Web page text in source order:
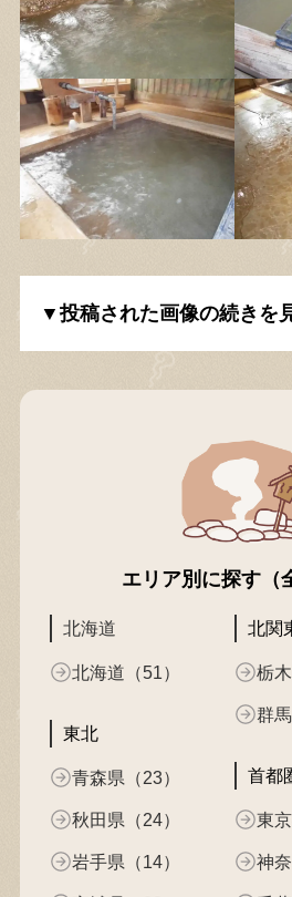
▼投稿された画像の続きを
エリア別に探す（
北海道
北海道（51）
東北
青森県（23）
秋田県（24）
岩手県（14）
北関
栃
群
首都
東
神